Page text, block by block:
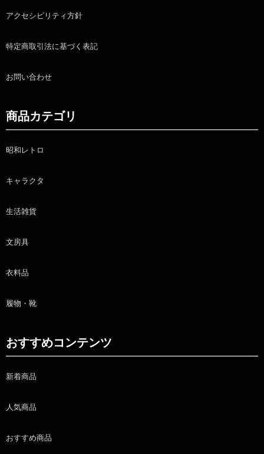
アクセシビリティ方針
特定商取引法に基づく表記
お問い合わせ
商品カテゴリ
昭和レトロ
キャラクタ
生活雑貨
文房具
衣料品
履物・靴
おすすめコンテンツ
新着商品
人気商品
おすすめ商品